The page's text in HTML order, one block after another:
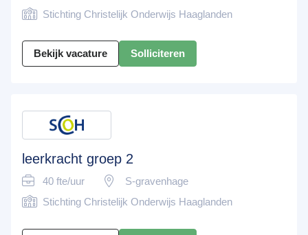
Stichting Christelijk Onderwijs Haaglanden
Bekijk vacature Solliciteren
leerkracht groep 2
40 fte/uur
S-gravenhage
Stichting Christelijk Onderwijs Haaglanden